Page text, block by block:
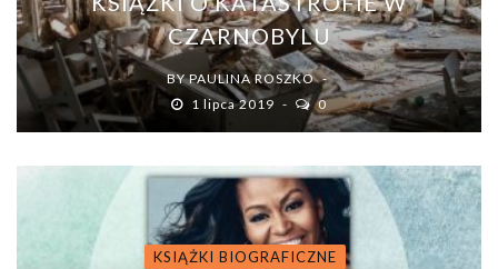
CZARNOBYLU
BYPAULINA ROSZKO
1 lipca 2019
0
KSIĄŻKI BIOGRAFICZNE